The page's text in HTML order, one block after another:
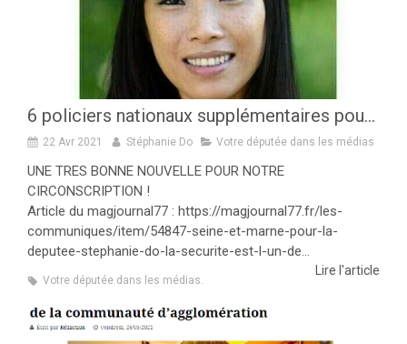
6 policiers nationaux supplémentaires pour renforcer les effectifs du CSP de Villeparisis-Chelles
22 Avr 2021 Stéphanie Do Votre députée dans les médias
UNE TRES BONNE NOUVELLE POUR NOTRE
CIRCONSCRIPTION !
Article du magjournal77 : https://magjournal77.fr/les-
communiques/item/54847-seine-et-marne-pour-la-
deputee-stephanie-do-la-securite-est-l-un-de...
Lire l'article
Votre députée dans les médias.